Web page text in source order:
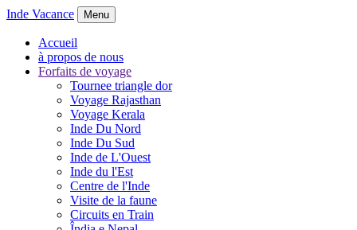
Inde Vacance Menu
Accueil
à propos de nous
Forfaits de voyage
Tournee triangle dor
Voyage Rajasthan
Voyage Kerala
Inde Du Nord
Inde Du Sud
Inde de L'Ouest
Inde du l'Est
Centre de l'Inde
Visite de la faune
Circuits en Train